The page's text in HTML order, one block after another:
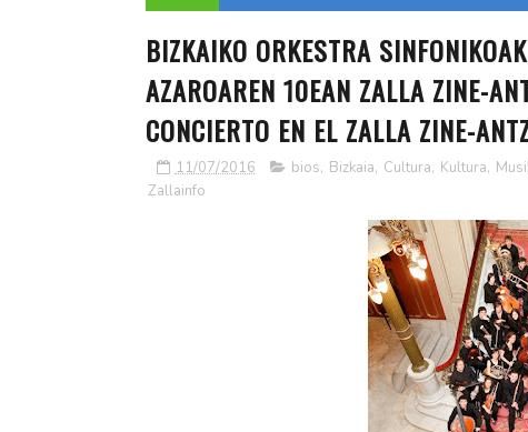
BIZKAIKO ORKESTRA
AZAROAREN 10EAN ZALLA ZINE-
CONCIERTO EN EL ZALLA ZINE-
11/07/2016 bios, Bizkaia, Cultura, Kultura,
Zallainfo